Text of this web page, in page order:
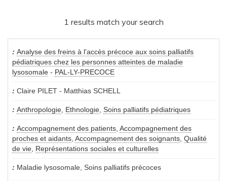
1 results match your search
Analyse des freins à l’accès précoce aux soins palliatifs
pédiatriques chez les personnes atteintes de maladie
lysosomale - PAL-LY-PRECOCE
Claire PILET - Matthias SCHELL
Anthropologie Ethnologie Soins palliatifs pédiatriques
Accompagnement des patients Accompagnement des
proches et aidants Accompagnement des soignants Qualité
de vie Représentations sociales et culturelles
Maladie lysosomale, Soins palliatifs précoces